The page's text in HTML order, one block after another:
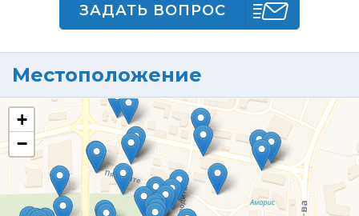
ЗАДАТЬ ВОПРОС
Местоположение
+
−